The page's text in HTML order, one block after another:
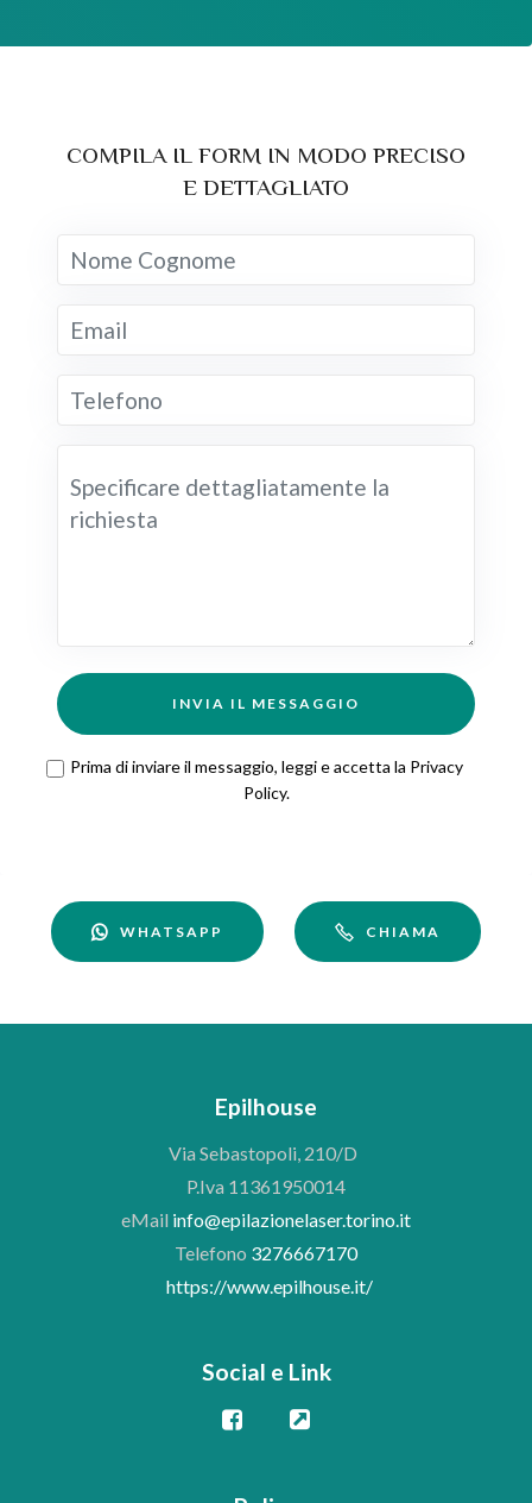
COMPILA IL FORM IN MODO PRECISO
E DETTAGLIATO
INVIA IL MESSAGGIO
Prima di inviare il messaggio, leggi e accetta la Privacy
Policy.
WHATSAPP CHIAMA
Epilhouse
Via Sebastopoli, 210/D
P.Iva 11361950014
eMail info@epilazionelaser.torino.it
Telefono 3276667170
https://www.epilhouse.it/
Social e Link